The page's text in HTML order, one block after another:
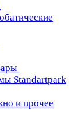
Standartpark
и прочее